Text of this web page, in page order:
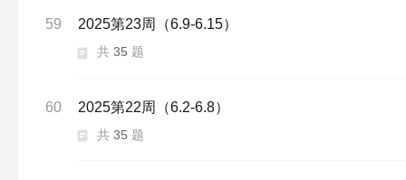
59 2025第23周（6.9-6.15）
共 35 题
60 2025第22周（6.2-6.8）
共 35 题